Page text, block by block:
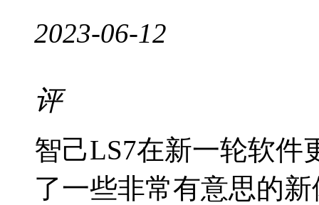
2023-06-12
评
智己LS7在新一轮软件
了一些非常有意思的